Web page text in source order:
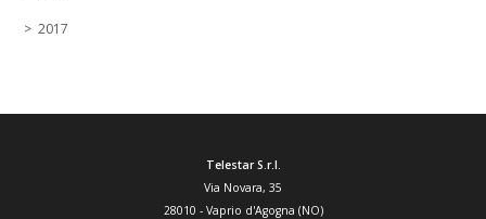
2017
Telestar S.r.l.
Via Novara, 35
28010 - Vaprio d'Agogna (NO)